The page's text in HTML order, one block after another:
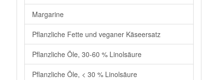
Margarine
Pflanzliche Fette und veganer Käseersatz
Pflanzliche Öle, 30-60 % Linolsäure
Pflanzliche Öle, < 30 % Linolsäure